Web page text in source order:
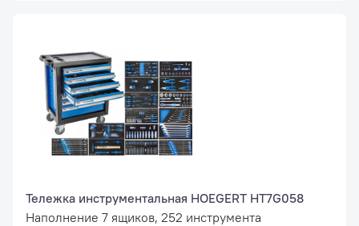
Тележка инструментальная HOEGERT HT7G058
Наполнение 7 ящиков, 252 инструмента